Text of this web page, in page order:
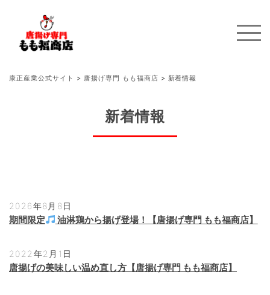
康正産業公式サイト > 唐揚げ専門 もも福商店 > 新着情報
新着情報
2026年8月8日
期間限定 油淋鶏から揚げ登場！【唐揚げ専門 もも福商店】
2022年2月1日
唐揚げの美味しい温め直し方【唐揚げ専門 もも福商店】